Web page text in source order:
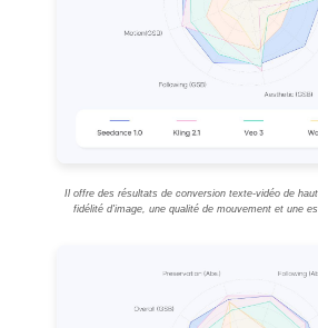
Il offre des résultats de conversion texte-vidéo de
fidélité d'image, une qualité de mouvement et une